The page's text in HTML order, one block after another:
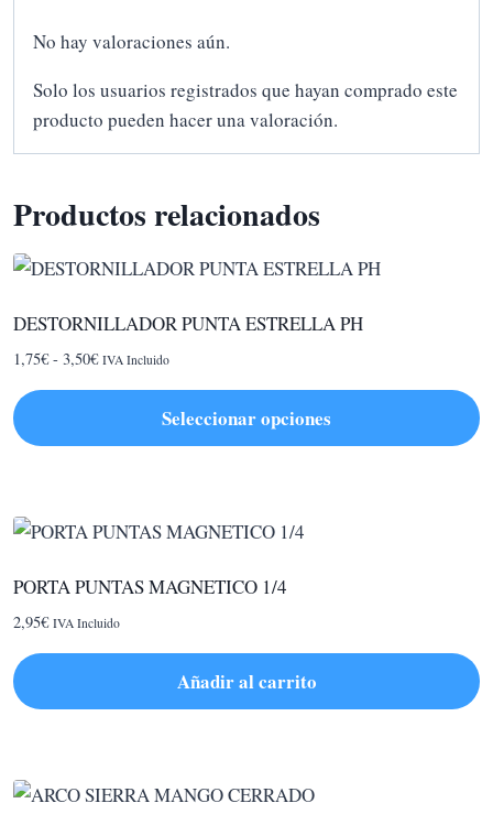
No hay valoraciones aún.
Solo los usuarios registrados que hayan comprado este
producto pueden hacer una valoración.
Productos relacionados
DESTORNILLADOR PUNTA ESTRELLA PH
1,75€ - 3,50€Rango
IVA Incluido
Seleccionar opciones
tiene
variantes.
opciones
se
pueden
la
PORTA PUNTAS MAGNETICO 1/4
2,95€ IVA Incluido
Añadir al carrito